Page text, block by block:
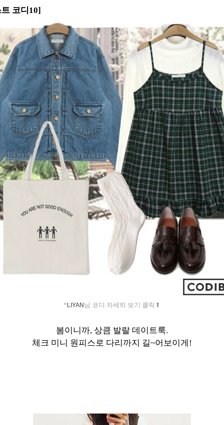
코디10]
* LIYAN 님 코디 자세히 보기 클릭⬆︎
봄이니까, 상큼 발랄 데이트룩.
체크 미니 원피스로 다리까지 길~어보이게!